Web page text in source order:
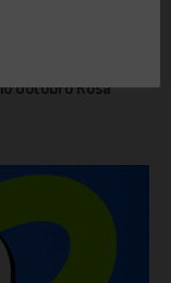
Outubro Rosa